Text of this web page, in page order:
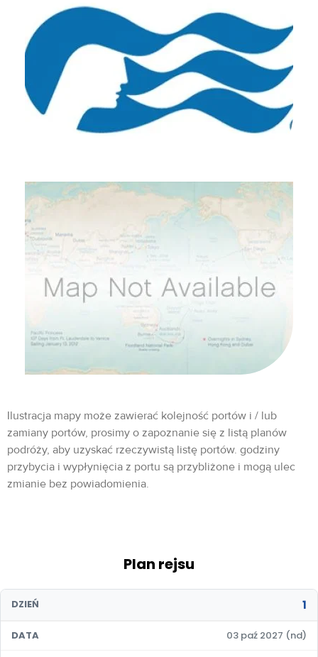
Ilustracja mapy może zawierać kolejność portów i / lub
zamiany portów, prosimy o zapoznanie się z listą planów
podróży, aby uzyskać rzeczywistą listę portów. godziny
przybycia i wypłynięcia z portu są przybliżone i mogą ulec
zmianie bez powiadomienia.
Plan rejsu
DZIEŃ 1
DATA 03 paź 2027 (nd)